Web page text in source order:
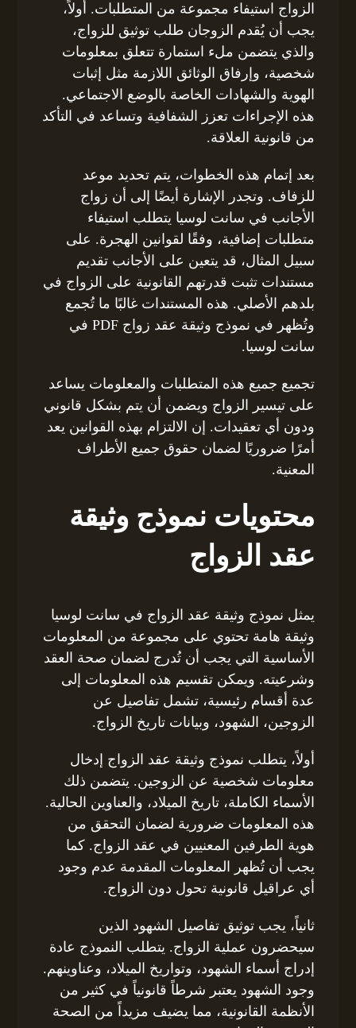
الزواج استيفاء مجموعة من المتطلبات. أولاً،
يجب أن يُقدم الزوجان طلب توثيق للزواج،
والذي يتضمن ملء استمارة تتعلق بمعلومات
شخصية، وإرفاق الوثائق اللازمة مثل إثبات
الهوية والشهادات الخاصة بالوضع الاجتماعي.
هذه الإجراءات تعزز الشفافية وتساعد في التأكد
من قانونية العلاقة.
بعد إتمام هذه الخطوات، يتم تحديد موعد
للزفاف. وتجدر الإشارة أيضًا إلى أن زواج
الأجانب في سانت لوسيا يتطلب استيفاء
متطلبات إضافية، وفقًا لقوانين الهجرة. على
سبيل المثال، قد يتعين على الأجانب تقديم
مستندات تثبت قدرتهم القانونية على الزواج في
بلدهم الأصلي. هذه المستندات غالبًا ما تُجمع
وتُظهر في نموذج وثيقة عقد زواج PDF في
سانت لوسيا.
تجميع جميع هذه المتطلبات والمعلومات يساعد
على تيسير الزواج ويضمن أن يتم بشكل قانوني
ودون أي تعقيدات. إن الالتزام بهذه القوانين يعد
أمرًا ضروريًا لضمان حقوق جميع الأطراف
المعنية.
محتويات نموذج وثيقة
عقد الزواج
يمثل نموذج وثيقة عقد الزواج في سانت لوسيا
وثيقة هامة تحتوي على مجموعة من المعلومات
الأساسية التي يجب أن تُدرج لضمان صحة العقد
وشرعيته. ويمكن تقسيم هذه المعلومات إلى
عدة أقسام رئيسية، تشمل تفاصيل عن
الزوجين، الشهود، وبيانات تاريخ الزواج.
أولاً، يتطلب نموذج وثيقة عقد الزواج إدخال
معلومات شخصية عن الزوجين. يتضمن ذلك
الأسماء الكاملة، تاريخ الميلاد، والعناوين الحالية.
هذه المعلومات ضرورية لضمان التحقق من
هوية الطرفين المعنيين في عقد الزواج. كما
يجب أن تُظهر المعلومات المقدمة عدم وجود
أي عراقيل قانونية تحول دون الزواج.
ثانياً، يجب توثيق تفاصيل الشهود الذين
سيحضرون عملية الزواج. يتطلب النموذج عادة
إدراج أسماء الشهود، وتواريخ الميلاد، وعناوينهم.
وجود الشهود يعتبر شرطاً قانونياً في كثير من
الأنظمة القانونية، مما يضيف مزيداً من الصحة